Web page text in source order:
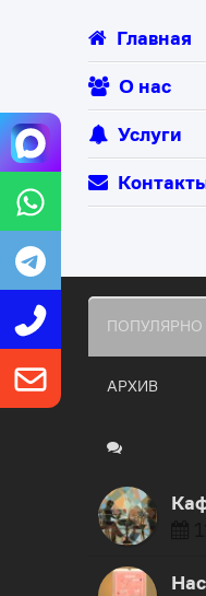
Главная
О нас
Услуги
ПОПУЛЯРНО
АРХИВ